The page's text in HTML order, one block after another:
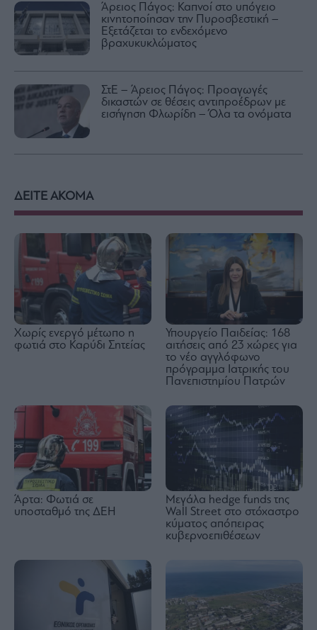
Άρειος Πάγος: Καπνοί στο υπόγειο
κινητοποίησαν την Πυροσβεστική –
Εξετάζεται το ενδεχόμενο
βραχυκυκλώματος
ΣτΕ – Άρειος Πάγος: Προαγωγές
δικαστών σε θέσεις αντιπροέδρων με
εισήγηση Φλωρίδη – Όλα τα ονόματα
ΔΕΙΤΕ ΑΚΟΜΑ
Χωρίς ενεργό μέτωπο η
φωτιά στο Καρύδι Σητείας
Υπουργείο Παιδείας: 168
αιτήσεις από 23 χώρες για
το νέο αγγλόφωνο
πρόγραμμα Ιατρικής του
Πανεπιστημίου Πατρών
Άρτα: Φωτιά σε
υποσταθμό της ΔΕΗ
Μεγάλα hedge funds της
Wall Street στο στόχαστρο
κύματος απόπειρας
κυβερνοεπιθέσεων